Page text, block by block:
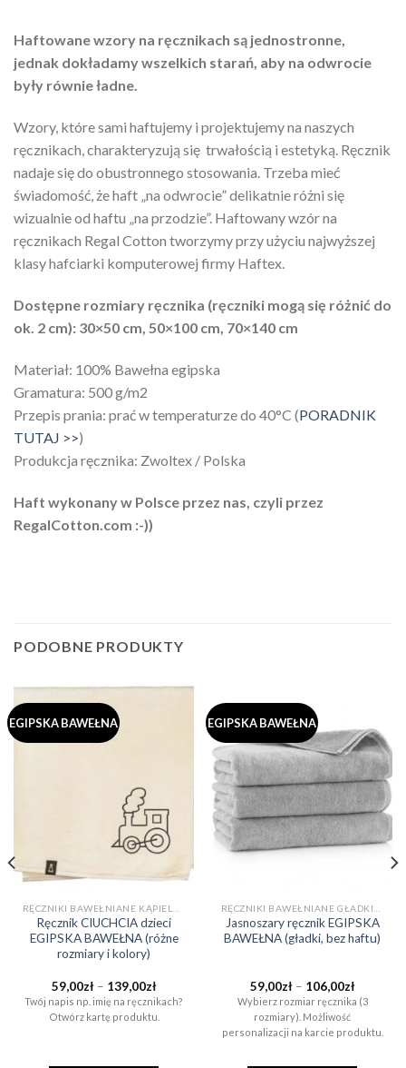
Haftowane wzory na ręcznikach są jednostronne,
jednak dokładamy wszelkich starań, aby na odwrocie
były równie ładne.
Wzory, które sami haftujemy i projektujemy na naszych
ręcznikach, charakteryzują się trwałością i estetyką. Ręcznik
nadaje się do obustronnego stosowania. Trzeba mieć
świadomość, że haft „na odwrocie” delikatnie różni się
wizualnie od haftu „na przodzie”. Haftowany wzór na
ręcznikach Regal Cotton tworzymy przy użyciu najwyższej
klasy hafciarki komputerowej firmy Haftex.
Dostępne rozmiary ręcznika (ręczniki mogą się różnić do
ok. 2 cm): 30×50 cm, 50×100 cm, 70×140 cm
Materiał: 100% Bawełna egipska
Gramatura: 500 g/m2
Przepis prania: prać w temperaturze do 40°C (PORADNIK
TUTAJ >>)
Produkcja ręcznika: Zwoltex / Polska
Haft wykonany w Polsce przez nas, czyli przez
RegalCotton.com :-))
PODOBNE PRODUKTY
EGIPSKA BAWEŁNA
Ręcznik CIUCHCIA dzieci
EGIPSKA BAWEŁNA (różne
rozmiary i kolory)
59,00zł – 139,00złZakres
cen:
od
59,00zł
Twój napis np. imię na ręcznikach?
Otwórz kartę produktu.
EGIPSKA BAWEŁNA
Jasnoszary ręcznik EGIPSKA
BAWEŁNA (gładki, bez haftu)
59,00zł – 106,00złZakres
cen:
od
do
Wybierz rozmiar ręcznika (3
rozmiary). Możliwość
personalizacji na karcie produktu.